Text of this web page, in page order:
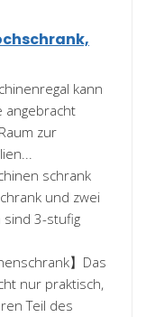
kann
angebracht
zur
schrank
und zwei
sind 3-stufig
】Das
nur praktisch,
Teil des